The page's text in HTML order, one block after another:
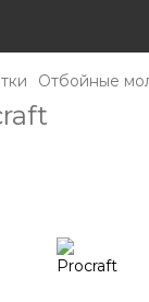
Отбойные